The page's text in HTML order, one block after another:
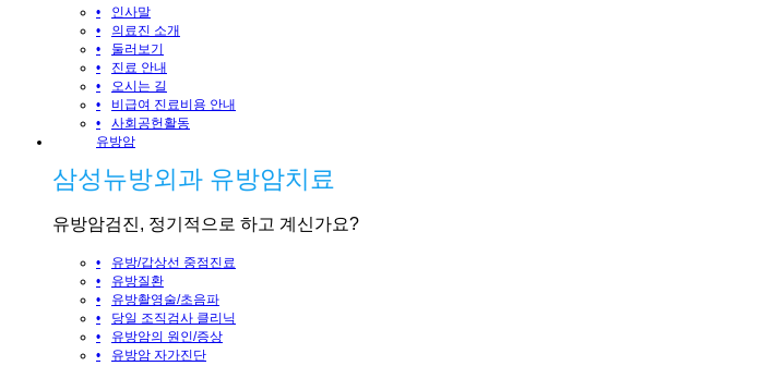
•
인사말
•
의료진 소개
•
둘러보기
•
진료 안내
•
오시는 길
•
비급여 진료비용 안내
•
사회공헌활동
유방암
삼성뉴방외과 유방암치료
유방암검진, 정기적으로 하고 계신가요?
•
유방/갑상선 중점진료
•
유방질환
•
유방촬영술/초음파
•
당일 조직검사 클리닉
•
유방암의 원인/증상
•
유방암 자가진단